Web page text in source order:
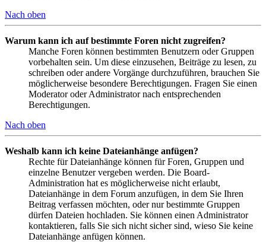
Nach oben
Warum kann ich auf bestimmte Foren nicht zugreifen?
Manche Foren können bestimmten Benutzern oder Gruppen
vorbehalten sein. Um diese einzusehen, Beiträge zu lesen, zu
schreiben oder andere Vorgänge durchzuführen, brauchen Sie
möglicherweise besondere Berechtigungen. Fragen Sie einen
Moderator oder Administrator nach entsprechenden
Berechtigungen.
Nach oben
Weshalb kann ich keine Dateianhänge anfügen?
Rechte für Dateianhänge können für Foren, Gruppen und
einzelne Benutzer vergeben werden. Die Board-
Administration hat es möglicherweise nicht erlaubt,
Dateianhänge in dem Forum anzufügen, in dem Sie Ihren
Beitrag verfassen möchten, oder nur bestimmte Gruppen
dürfen Dateien hochladen. Sie können einen Administrator
kontaktieren, falls Sie sich nicht sicher sind, wieso Sie keine
Dateianhänge anfügen können.